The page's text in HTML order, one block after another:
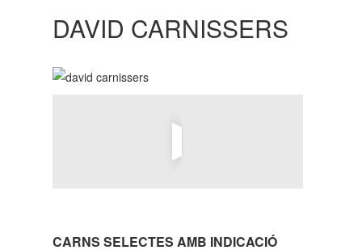
DAVID CARNISSERS
CARNS SELECTES AMB INDICACIÓ